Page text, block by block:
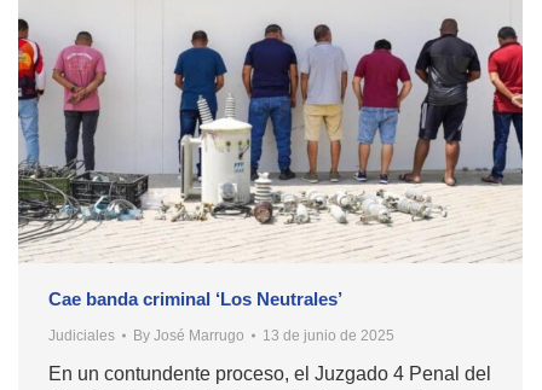
Cae banda criminal ‘Los Neutrales’
Judiciales By José Marrugo 13 de junio de 2025
En un contundente proceso, el Juzgado 4 Penal del